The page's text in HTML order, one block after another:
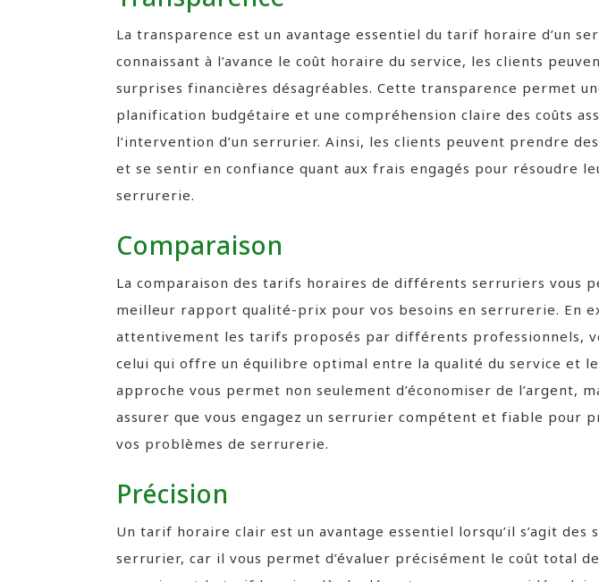
La transparence est un avantage essentiel du tarif horaire d’un
connaissant à l’avance le coût horaire du service, les clients
surprises financières désagréables. Cette transparence permet
planification budgétaire et une compréhension claire des coûts
l’intervention d’un serrurier. Ainsi, les clients peuvent prendre
et se sentir en confiance quant aux frais engagés pour résoudre
serrurerie.
Comparaison
La comparaison des tarifs horaires de différents serruriers vous
meilleur rapport qualité-prix pour vos besoins en serrurerie. En
attentivement les tarifs proposés par différents professionnels,
celui qui offre un équilibre optimal entre la qualité du service et
approche vous permet non seulement d’économiser de l’argent,
assurer que vous engagez un serrurier compétent et fiable pour
vos problèmes de serrurerie.
Précision
Un tarif horaire clair est un avantage essentiel lorsqu’il s’agit des
serrurier, car il vous permet d’évaluer précisément le coût total